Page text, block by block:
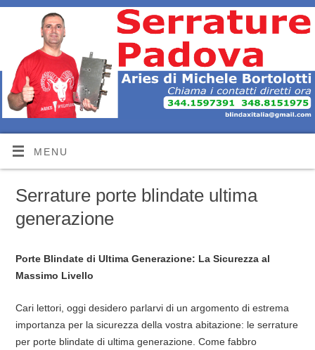
MENU
Serrature porte blindate ultima
generazione
Porte Blindate di Ultima Generazione: La Sicurezza al
Massimo Livello
Cari lettori, oggi desidero parlarvi di un argomento di estrema
importanza per la sicurezza della vostra abitazione: le serrature
per porte blindate di ultima generazione. Come fabbro